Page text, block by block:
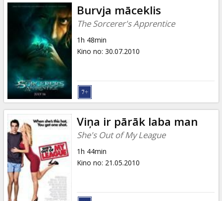
Burvja māceklis
The Sorcerer's Apprentice
1h 48min
Kino no: 30.07.2010
Viņa ir pārāk laba man
She's Out of My League
1h 44min
Kino no: 21.05.2010